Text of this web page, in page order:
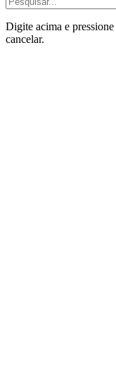
Digite acima e pressione
cancelar.